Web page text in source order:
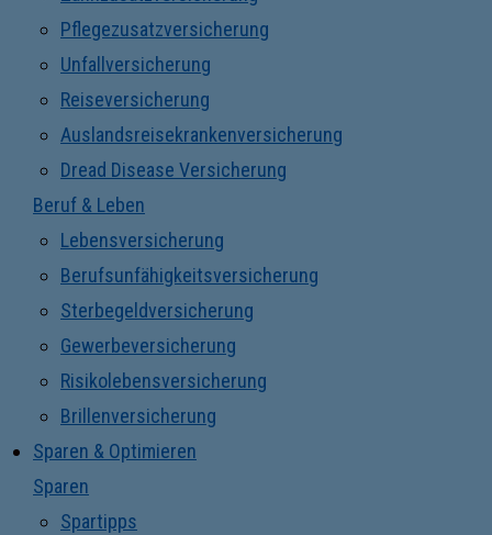
Pflegezusatzversicherung
Unfallversicherung
Reiseversicherung
Auslandsreisekrankenversicherung
Dread Disease Versicherung
Beruf & Leben
Lebensversicherung
Berufsunfähigkeitsversicherung
Sterbegeldversicherung
Gewerbeversicherung
Risikolebensversicherung
Brillenversicherung
Sparen & Optimieren
Sparen
Spartipps